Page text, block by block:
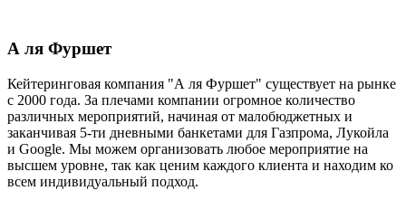
А ля Фуршет
Кейтеринговая компания "А ля Фуршет" существует на рынке
с 2000 года. За плечами компании огромное количество
различных мероприятий, начиная от малобюджетных и
заканчивая 5-ти дневными банкетами для Газпрома, Лукойла
и Google. Мы можем организовать любое мероприятие на
высшем уровне, так как ценим каждого клиента и находим ко
всем индивидуальный подход.